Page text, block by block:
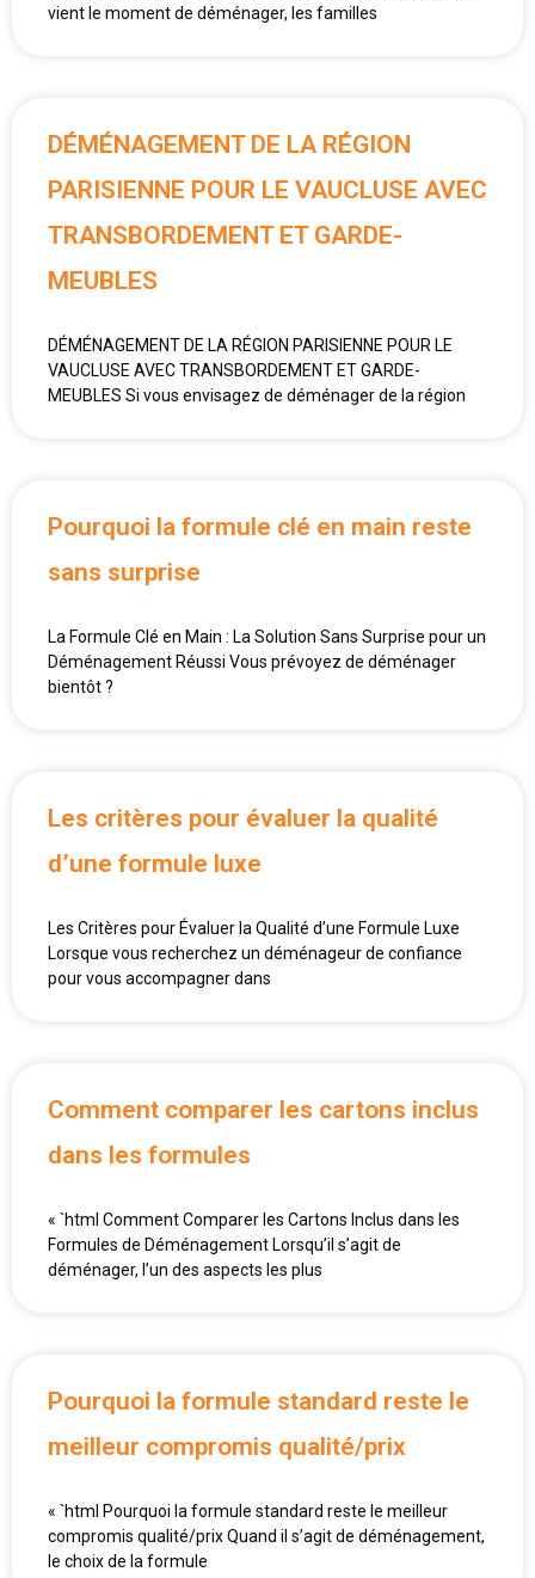
vient le moment de déménager, les familles
DÉMÉNAGEMENT DE LA RÉGION
PARISIENNE POUR LE VAUCLUSE AVEC
TRANSBORDEMENT ET GARDE-
MEUBLES
DÉMÉNAGEMENT DE LA RÉGION PARISIENNE POUR LE
VAUCLUSE AVEC TRANSBORDEMENT ET GARDE-
MEUBLES Si vous envisagez de déménager de la région
Pourquoi la formule clé en main reste
sans surprise
La Formule Clé en Main : La Solution Sans Surprise pour un
Déménagement Réussi Vous prévoyez de déménager
bientôt ?
Les critères pour évaluer la qualité
d’une formule luxe
Les Critères pour Évaluer la Qualité d’une Formule Luxe
Lorsque vous recherchez un déménageur de confiance
pour vous accompagner dans
Comment comparer les cartons inclus
dans les formules
« `html Comment Comparer les Cartons Inclus dans les
Formules de Déménagement Lorsqu’il s’agit de
déménager, l’un des aspects les plus
Pourquoi la formule standard reste le
meilleur compromis qualité/prix
« `html Pourquoi la formule standard reste le meilleur
compromis qualité/prix Quand il s’agit de déménagement,
le choix de la formule